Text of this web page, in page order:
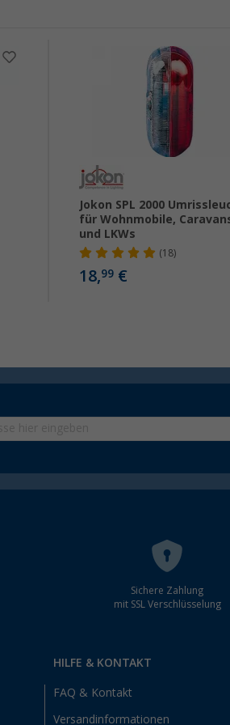
Jokon SPL 2000
für Wohnmobile,
und LKWs
(18)
18,99 €
Sichere Zahlung
mit SSL Verschlüsselung
HILFE & KONTAKT
FAQ & Kontakt
Versandinformationen